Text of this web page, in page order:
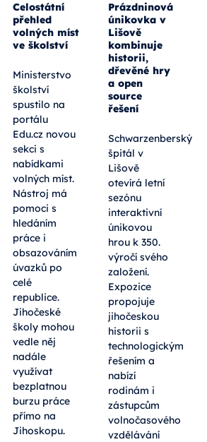
Celostátní
přehled
volných míst
ve školství
Ministerstvo
školství
spustilo na
portálu
Edu.cz novou
sekci s
nabídkami
volných míst.
Nástroj má
pomoci s
hledáním
práce i
obsazováním
úvazků po
celé
republice.
Jihočeské
školy mohou
vedle něj
nadále
využívat
bezplatnou
burzu práce
přímo na
Jihoskopu.
Prázdninová
únikovka v
Lišově
kombinuje
historii,
dřevěné hry
a open
source
řešení
Schwarzenberský
špitál v
Lišově
otevírá letní
sezónu
interaktivní
únikovou
hrou k 350.
výročí svého
založení.
Expozice
propojuje
jihočeskou
historii s
technologickým
řešením a
nabízí
rodinám i
zástupcům
volnočasového
vzdělávání